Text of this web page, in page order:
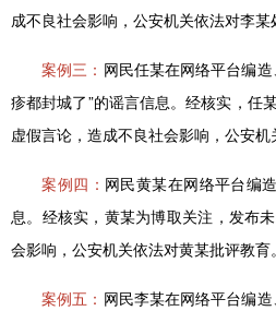
成不良社会影响，公安机关依法对李某
案例三： 网民任某在网络平台编
疹都封城了”的谣言信息。经核实，任
虚假言论，造成不良社会影响，公安机
案例四： 网民黄某在网络平台编
息。经核实，黄某为博取关注，发布
会影响，公安机关依法对黄某批评教育。
案例五： 网民李某在网络平台编